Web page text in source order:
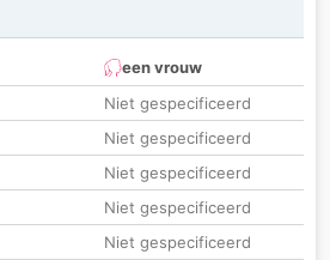
een vrouw
Niet gespecificeerd
Niet gespecificeerd
Niet gespecificeerd
Niet gespecificeerd
Niet gespecificeerd